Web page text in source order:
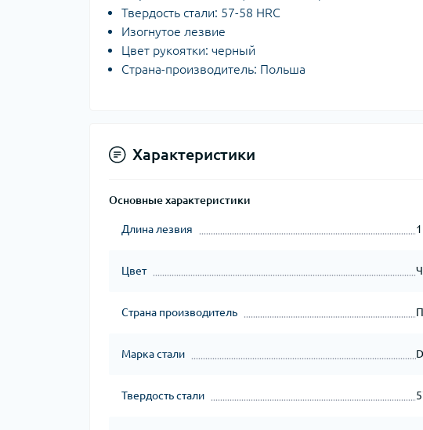
Твердость стали: 57-58 HRC
Изогнутое лезвие
Цвет рукоятки: черный
Страна-производитель: Польша
Характеристики
Основные характеристики
Длина лезвия
Цвет
Страна производитель
Марка стали
Твердость стали